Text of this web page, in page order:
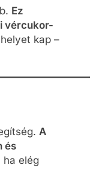
Ez
vércukor-
kap –
A
és
ha elég